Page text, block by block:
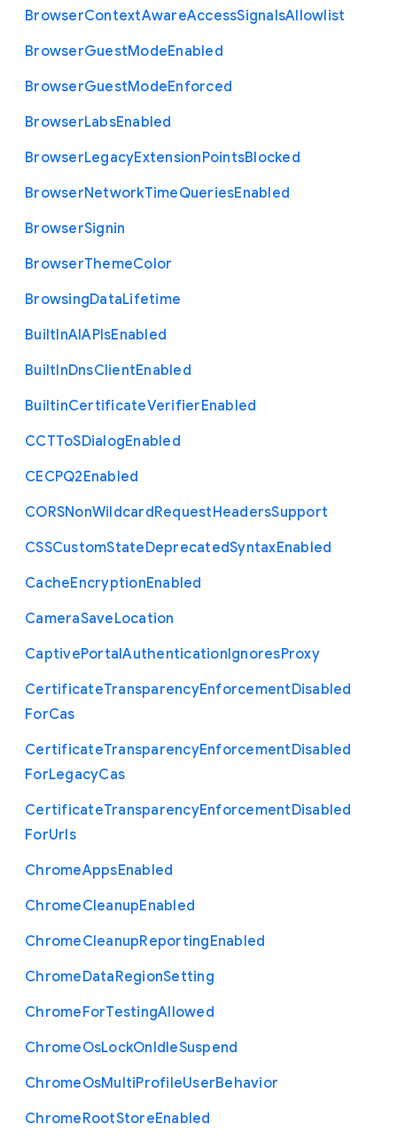
BrowserContextAwareAccessSignalsAllowlist
BrowserGuestModeEnabled
BrowserGuestModeEnforced
BrowserLabsEnabled
BrowserLegacyExtensionPointsBlocked
BrowserNetworkTimeQueriesEnabled
BrowserSignin
BrowserThemeColor
BrowsingDataLifetime
BuiltInAIAPIsEnabled
BuiltInDnsClientEnabled
BuiltinCertificateVerifierEnabled
CCTToSDialogEnabled
CECPQ2Enabled
CORSNonWildcardRequestHeadersSupport
CSSCustomStateDeprecatedSyntaxEnabled
CacheEncryptionEnabled
CameraSaveLocation
CaptivePortalAuthenticationIgnoresProxy
CertificateTransparencyEnforcementDisabled
ForCas
CertificateTransparencyEnforcementDisabled
ForLegacyCas
CertificateTransparencyEnforcementDisabled
ForUrls
ChromeAppsEnabled
ChromeCleanupEnabled
ChromeCleanupReportingEnabled
ChromeDataRegionSetting
ChromeForTestingAllowed
ChromeOsLockOnIdleSuspend
ChromeOsMultiProfileUserBehavior
ChromeRootStoreEnabled